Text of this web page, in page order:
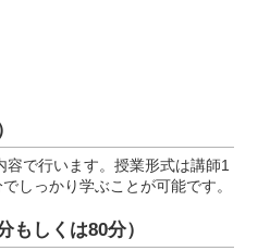
で行います。授業形式は講師1
しっかり学ぶことが可能です。
もしくは80分）